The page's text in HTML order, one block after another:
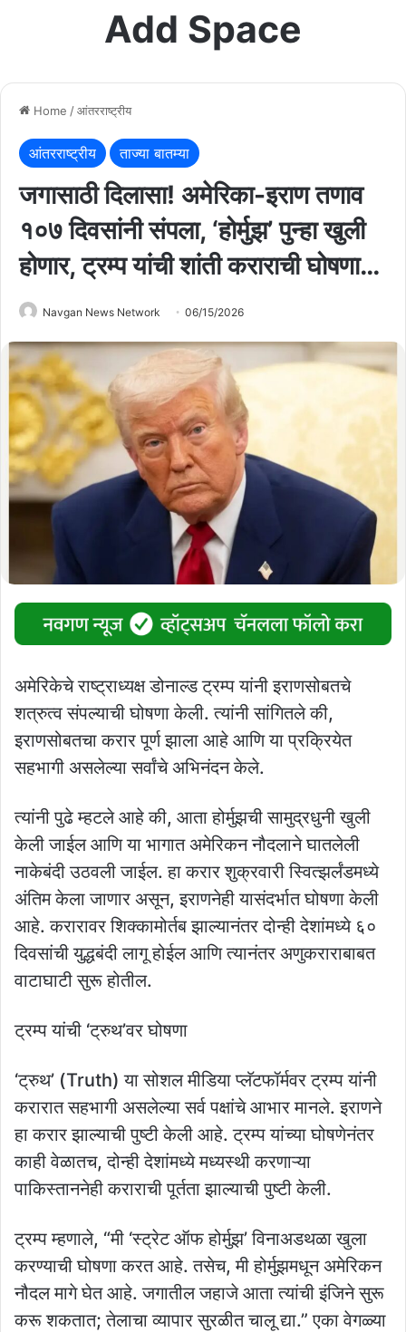
Add Space
Home /आंतरराष्ट्रीय
आंतरराष्ट्रीय ताज्या बातम्या
जगासाठी दिलासा! अमेरिका-इराण तणाव
१०७ दिवसांनी संपला, ‘होर्मुझ’ पुन्हा खुली
होणार, ट्रम्प यांची शांती कराराची घोषणा…
Navgan News Network 06/15/2026
अमेरिकेचे राष्ट्राध्यक्ष डोनाल्ड ट्रम्प यांनी इराणसोबतचे
शत्रुत्व संपल्याची घोषणा केली. त्यांनी सांगितले की,
इराणसोबतचा करार पूर्ण झाला आहे आणि या प्रक्रियेत
सहभागी असलेल्या सर्वांचे अभिनंदन केले.
त्यांनी पुढे म्हटले आहे की, आता होर्मुझची सामुद्रधुनी खुली
केली जाईल आणि या भागात अमेरिकन नौदलाने घातलेली
नाकेबंदी उठवली जाईल. हा करार शुक्रवारी स्वित्झर्लंडमध्ये
अंतिम केला जाणार असून, इराणनेही यासंदर्भात घोषणा केली
आहे. करारावर शिक्कामोर्तब झाल्यानंतर दोन्ही देशांमध्ये ६०
दिवसांची युद्धबंदी लागू होईल आणि त्यानंतर अणुकराराबाबत
वाटाघाटी सुरू होतील.
ट्रम्प यांची ‘ट्रुथ’वर घोषणा
‘ट्रुथ’ (Truth) या सोशल मीडिया प्लॅटफॉर्मवर ट्रम्प यांनी
करारात सहभागी असलेल्या सर्व पक्षांचे आभार मानले. इराणने
हा करार झाल्याची पुष्टी केली आहे. ट्रम्प यांच्या घोषणेनंतर
काही वेळातच, दोन्ही देशांमध्ये मध्यस्थी करणाऱ्या
पाकिस्ताननेही कराराची पूर्तता झाल्याची पुष्टी केली.
ट्रम्प म्हणाले, “मी ‘स्ट्रेट ऑफ होर्मुझ’ विनाअडथळा खुला
करण्याची घोषणा करत आहे. तसेच, मी होर्मुझमधून अमेरिकन
नौदल मागे घेत आहे. जगातील जहाजे आता त्यांची इंजिने सुरू
करू शकतात; तेलाचा व्यापार सुरळीत चालू द्या.” एका वेगळ्या